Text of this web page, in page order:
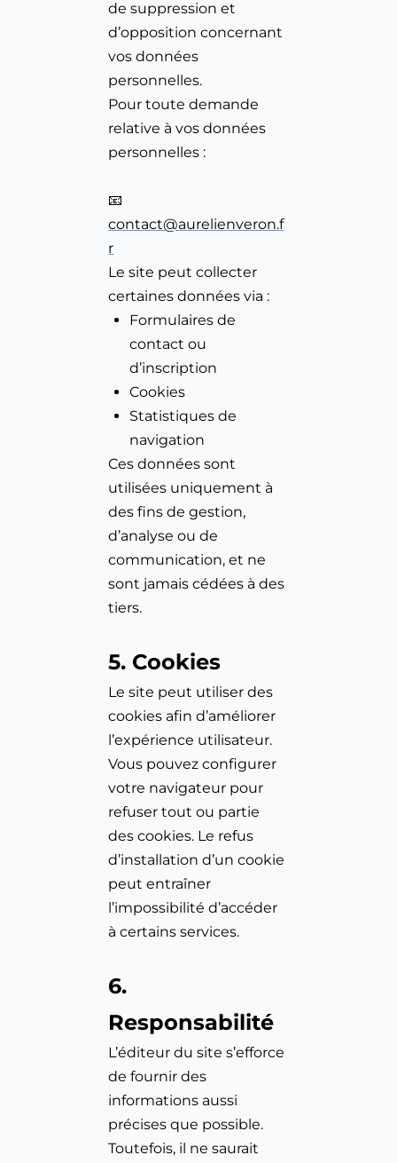
de suppression et
d’opposition concernant
vos données
personnelles.
Pour toute demande
relative à vos données
personnelles :
contact@aurelienveron.f
r
Le site peut collecter
certaines données via :
Formulaires de
contact ou
d’inscription
Cookies
Statistiques de
navigation
Ces données sont
utilisées uniquement à
des fins de gestion,
d’analyse ou de
communication, et ne
sont jamais cédées à des
tiers.
5. Cookies
Le site peut utiliser des
cookies afin d’améliorer
l’expérience utilisateur.
Vous pouvez configurer
votre navigateur pour
refuser tout ou partie
des cookies. Le refus
d’installation d’un cookie
peut entraîner
l’impossibilité d’accéder
à certains services.
6.
Responsabilité
L’éditeur du site s’efforce
de fournir des
informations aussi
précises que possible.
Toutefois, il ne saurait